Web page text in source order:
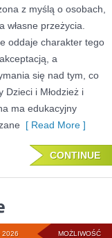
z myślą o osobach,
przeżycia.
oddaje charakter tego
a
się nad tym, co
Dzieci i Młodzież i
ma edukacyjny
[ Read More ]
CONTINUE
MOŻLIWOŚĆ
2026